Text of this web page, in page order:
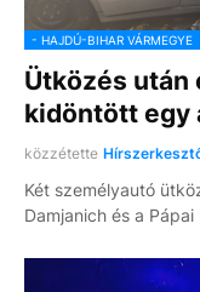
- HAJDÚ-BIHAR VÁRMEGYE
Ütközés után
kidöntött egy
közzétette
Két személyautó
Damjanich és a